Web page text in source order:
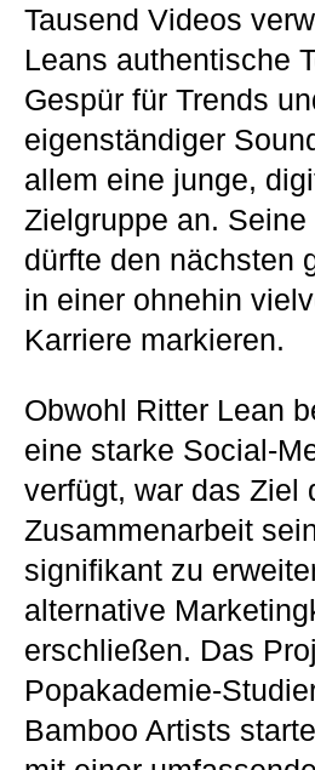
Tausend Videos
Leans authentische
Gespür für Trends
eigenständiger
allem eine junge,
Zielgruppe an.
dürfte den nächsten
in einer ohnehin
Karriere markieren.
Obwohl Ritter Lean
eine starke Social-
verfügt, war das Ziel
Zusammenarbeit
signifikant zu
alternative
erschließen. Das
Popakademie-
Bamboo Artists